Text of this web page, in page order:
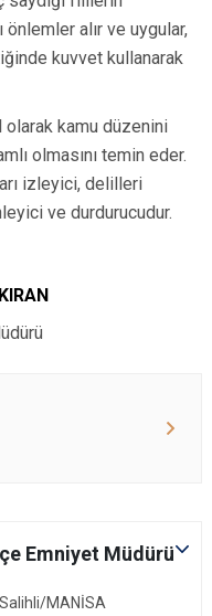
alır ve uygular,
kuvvet kullanarak
olarak kamu düzenini
olmasını temin eder.
izleyici, delilleri
ve durdurucudur.
Emniyet Müdürü
MANİSA